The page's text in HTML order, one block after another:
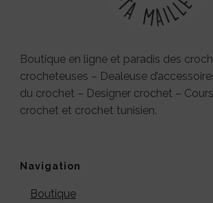
Boutique en ligne et paradis des
crocheteuses – Dealeuse
du crochet – Designer crochet –
crochet et crochet tunisien.
Navigation
Boutique